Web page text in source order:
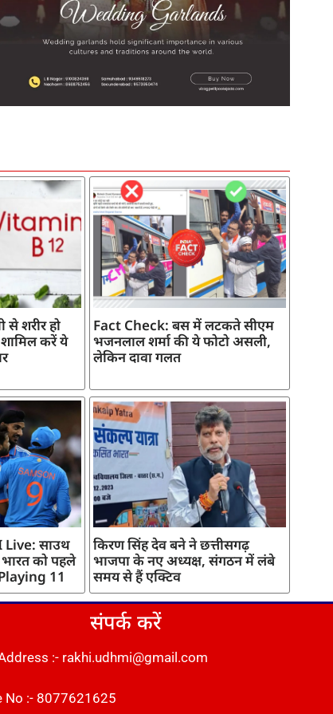
से शरीर हो
करें ये
Fact Check: बस में लटकते सीएम
भजनलाल शर्मा की ये फोटो असली,
लेकिन दावा गलत
Live: साउथ
भारत को पहले
11
किरण सिंह देव बने ने छत्तीसगढ़
भाजपा के नए अध्यक्ष, संगठन में लंबे
समय से हैं एक्टिव
संपर्क करें
:- rakhi.udhmi@gmail.com
No :- 8077621625